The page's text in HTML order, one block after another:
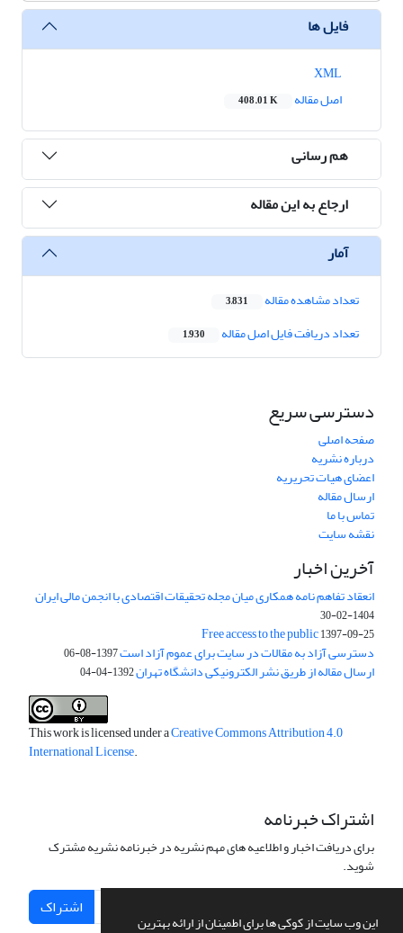
این وب سایت از کوکی ها برای اطمینان از ارائه بهترین
فایل ها
اصل مقاله
408.01 K
هم رسانی
ارجاع به این مقاله
آمار
تعداد مشاهده مقاله 3,831
تعداد دریافت فایل اصل مقاله 1,930
دسترسی سریع
صفحه اصلی
درباره نشریه
اعضای هیات تحریریه
ارسال مقاله
تماس با ما
نقشه سایت
آخرین اخبار
انعقاد تفاهم نامه همکاری میان مجله تحقیقات اقتصادی با انجمن مالی ایران
1404-02-30
Free access to the public1397-09-25
دسترسی آزاد به مقالات در سایت برای عموم آزاد است1397-08-06
ارسال مقاله از طریق نشر الکترونیکی دانشگاه تهران1392-04-04
This work is licensed under aCreative Commons Attribution 4.0
International License.
اشتراک خبرنامه
برای دریافت اخبار و اطلاعیه های مهم نشریه در خبرنامه نشریه مشترک
شوید.
اشتراک